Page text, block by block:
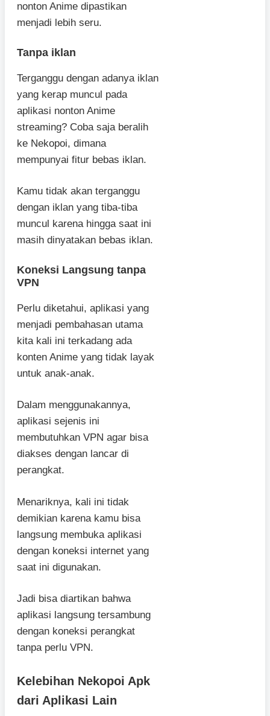
nonton Anime dipastikan
menjadi lebih seru.
Tanpa iklan
Terganggu dengan adanya iklan
yang kerap muncul pada
aplikasi nonton Anime
streaming? Coba saja beralih
ke Nekopoi, dimana
mempunyai fitur bebas iklan.
Kamu tidak akan terganggu
dengan iklan yang tiba-tiba
muncul karena hingga saat ini
masih dinyatakan bebas iklan.
Koneksi Langsung tanpa
VPN
Perlu diketahui, aplikasi yang
menjadi pembahasan utama
kita kali ini terkadang ada
konten Anime yang tidak layak
untuk anak-anak.
Dalam menggunakannya,
aplikasi sejenis ini
membutuhkan VPN agar bisa
diakses dengan lancar di
perangkat.
Menariknya, kali ini tidak
demikian karena kamu bisa
langsung membuka aplikasi
dengan koneksi internet yang
saat ini digunakan.
Jadi bisa diartikan bahwa
aplikasi langsung tersambung
dengan koneksi perangkat
tanpa perlu VPN.
Kelebihan Nekopoi Apk
dari Aplikasi Lain